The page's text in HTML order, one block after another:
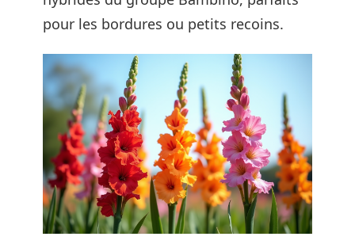
pour les bordures ou petits recoins.